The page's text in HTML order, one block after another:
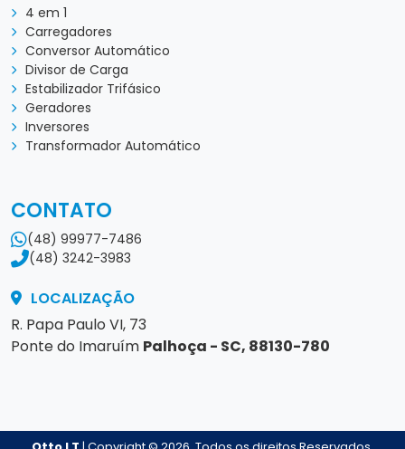
4 em 1
Carregadores
Conversor Automático
Divisor de Carga
Estabilizador Trifásico
Geradores
Inversores
Transformador Automático
CONTATO
(48) 99977-7486
(48) 3242-3983
LOCALIZAÇÃO
R. Papa Paulo VI, 73
Ponte do Imaruím Palhoça - SC, 88130-780